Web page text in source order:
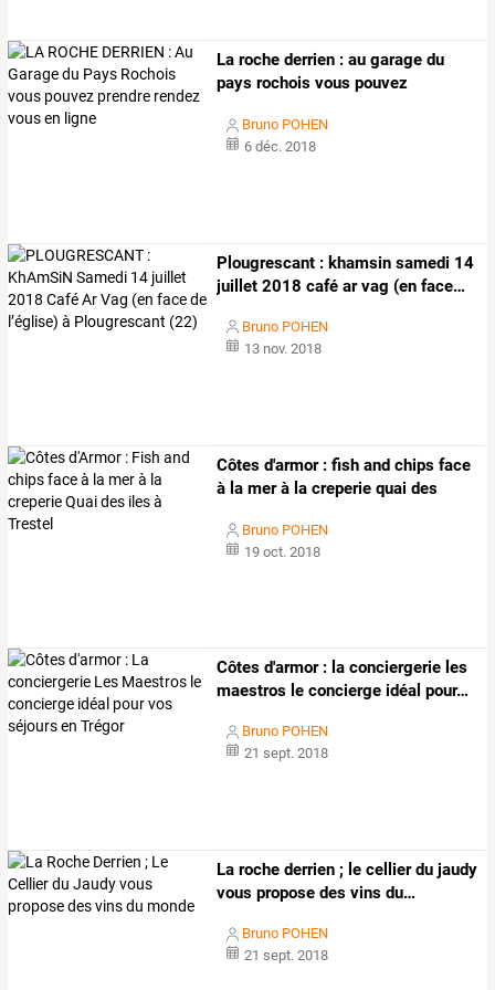
La roche derrien : au garage du
pays rochois vous pouvez
Bruno POHEN
6 déc. 2018
Plougrescant : khamsin samedi 14
juillet 2018 café arvag (en face…
Bruno POHEN
13 nov. 2018
Côtes d'armor: fish and chips face
à la merà la creperie quai des
Bruno POHEN
19 oct. 2018
Côtes d'armor: la conciergerie les
maestros le concierge idéal pour…
Bruno POHEN
21 sept. 2018
La roche derrien ; le cellierdu jaudy
vous propose des vins du…
Bruno POHEN
21 sept. 2018